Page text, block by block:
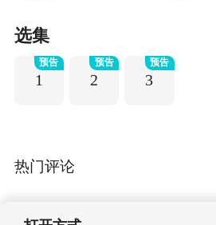
选集
1
预告
2
预告
3
预告
热门评论